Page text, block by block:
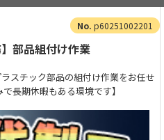
p60251002201
部品組付け作業
スチック部品の組付け作業をお任せ
長期休暇もある環境です】